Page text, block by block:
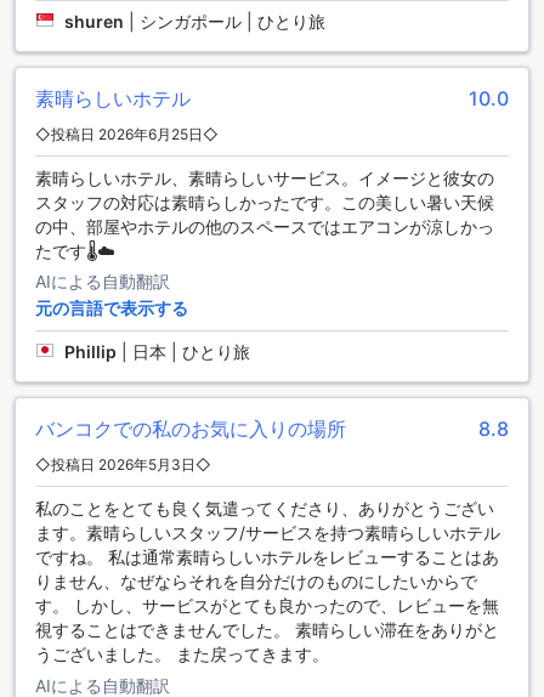
の新聞やヘアドライヤーも完備されています。お部屋にはテ
レビもあり、多彩なチャンネルを楽しむことができます。さ
らに、衛星/ケーブルテレビもご利用いただけます。冷蔵庫も
完備されており、お飲み物やおやつを手軽に保存することが
できます。シャトー ドゥ バンコクの客室設備は、快適な滞在
をお約束します。
シャトー ドゥ バンコクのダイニング施設
シャトー ドゥ バンコクは、バンコクの中心部に位置し、お客
様に快適な滞在を提供するためにさまざまなダイニング施設
を提供しています。まずは、ホテル内のコーヒーショップ
で、美味しいコーヒーや軽食を楽しむことができます。リラ
ックスした雰囲気の中で、穏やかな時間を過ごすことができ
るでしょう。
的な料理を提供しています。シェフが厳選した食材を使用
し、洗練された料理を味わうことができます。レストランの
適です。
また、シャトー ドゥ バンコクでは、ルームサービスも利用す
ることができます。忙しいスケジュールの中でも、お部屋で
の食事を楽しむことができます。さらに、毎日のハウスキー
ピングサービスが行われているため、清潔で快適な環境で食
事をすることができます。朝食ビュッフェも提供されてお
り、多様な料理を楽しむことができます。シャトー ドゥ バン
コクでは、お客様のニーズに合わせた様々なダイニングオプ
ションを提供しており、快適な滞在をお約束します。
shuren シンガポール | ひとり旅
素晴らしいホテル 10.0
◇投稿日 2026年6月25日◇
素晴らしいホテル、素晴らしいサービス。イメージと彼女の
スタッフの対応は素晴らしかったです。この美しい暑い天候
の中、部屋やホテルの他のスペースではエアコンが涼しかっ
たです🌡️☁️
AIによる自動翻訳
元の言語で表示する
Phillip 日本 | ひとり旅
バンコクでの私のお気に入りの場所 8.8
◇投稿日 2026年5月3日◇
私のことをとても良く気遣ってくださり、ありがとうござい
ます。素晴らしいスタッフ/サービスを持つ素晴らしいホテル
ですね。 私は通常素晴らしいホテルをレビューすることはあ
りません、なぜならそれを自分だけのものにしたいからで
す。 しかし、サービスがとても良かったので、レビューを無
視することはできませんでした。 素晴らしい滞在をありがと
うございました。 また戻ってきます。
AIによる自動翻訳